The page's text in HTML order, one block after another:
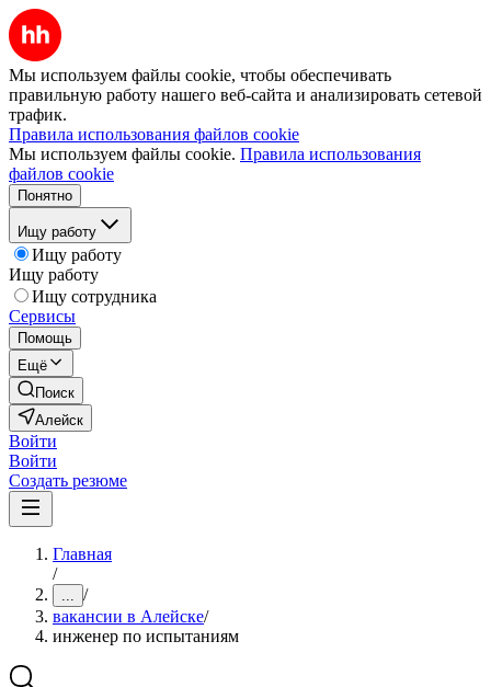
Мы используем файлы cookie, чтобы обеспечивать
правильную работу нашего веб-сайта и анализировать сетевой
трафик.
Правила использования файлов cookie
Мы используем файлы cookie. Правила использования
файлов cookie
Понятно
Ищу работу
Ищу работу
Ищу работу
Ищу сотрудника
Сервисы
Помощь
Ещё
Поиск
Алейск
Войти
Войти
Создать резюме
Главная
/
... /
вакансии в Алейске/
инженер по испытаниям